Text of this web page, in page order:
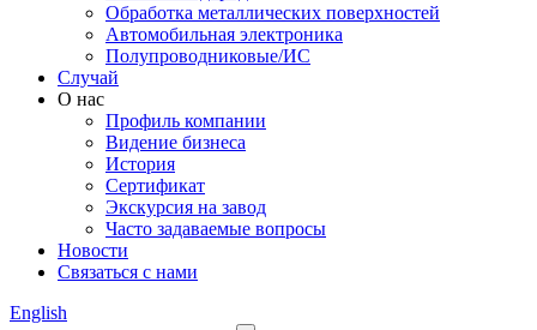
Обработка металлических поверхностей
Автомобильная электроника
Полупроводниковые/ИС
Случай
О нас
Профиль компании
Видение бизнеса
История
Сертификат
Экскурсия на завод
Часто задаваемые вопросы
Новости
Связаться с нами
English